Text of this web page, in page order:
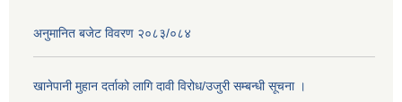
अनुमानित बजेट विवरण २०८३/०८४
खानेपानी मुहान दर्ताको लागि दावी विरोध/उजुरी सम्बन्धी सूचना ।